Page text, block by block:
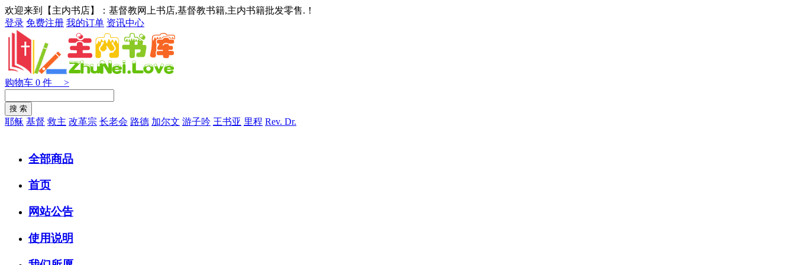
欢迎来到【主内书店】：基督教网上书店,基督教书籍,主内书籍批发零售.！
登录 免费注册 我的订单 资讯中心
购物车 0 件 >
耶稣 基督 救主 改革宗 长老会 路德 加尔文 游子吟 王书亚 里程 Rev. Dr.
全部商品
首页
网站公告
使用说明